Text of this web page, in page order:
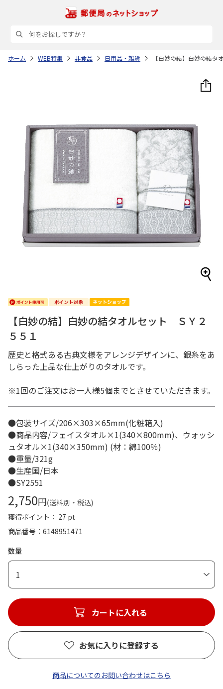
ホーム WEB特集 非食品 日用品・雑貨 【白妙の結】白妙の結
【白妙の結】白妙の結タオルセット ＳＹ２
５５１
歴史と格式ある古典文様をアレンジデザインに、銀糸をあ
しらった上品な仕上がりのタオルです。
※1回のご注文はお一人様5個までとさせていただきます。
●包装サイズ/206×303×65mm(化粧箱入)
●商品内容/フェイスタオル×1(340×800mm)、ウォッシ
ュタオル×1(340×350mm) (材：綿100％)
●重量/321g
●生産国/日本
●SY2551
2,750円(送料別・税込)
獲得ポイント： 27 pt
商品番号
6148951471
数量
1
カートに入れる
お気に入りに登録する
商品についてのお問い合わせはこちら